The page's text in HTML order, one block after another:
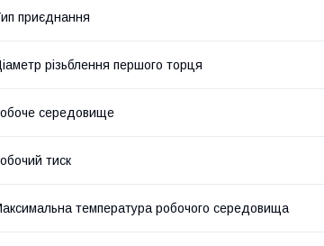
приєднання
різьблення першого торця
середовище
тиск
температура робочого середовища